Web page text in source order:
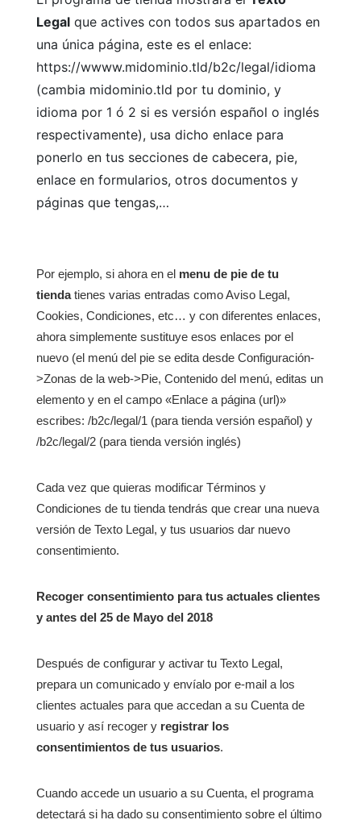
Legal que actives con todos sus apartados en
una única página, este es el enlace:
https://wwww.midominio.tld/b2c/legal/idioma
(cambia midominio.tld por tu dominio, y
idioma por 1 ó 2 si es versión español o inglés
respectivamente), usa dicho enlace para
ponerlo en tus secciones de cabecera, pie,
enlace en formularios, otros documentos y
páginas que tengas,…
Por ejemplo, si ahora en el menu de pie de tu
tienda tienes varias entradas como Aviso Legal,
Cookies, Condiciones, etc… y con diferentes enlaces,
ahora simplemente sustituye esos enlaces por el
nuevo (el menú del pie se edita desde Configuración-
>Zonas de la web->Pie, Contenido del menú, editas un
elemento y en el campo «Enlace a página (url)»
escribes: /b2c/legal/1 (para tienda versión español) y
/b2c/legal/2 (para tienda versión inglés)
Cada vez que quieras modificar Términos y
Condiciones de tu tienda tendrás que crear una nueva
versión de Texto Legal, y tus usuarios dar nuevo
consentimiento.
Recoger consentimiento para tus actuales clientes
y antes del 25 de Mayo del 2018
Después de configurar y activar tu Texto Legal,
prepara un comunicado y envíalo por e-mail a los
clientes actuales para que accedan a su Cuenta de
usuario y así recoger y registrar los
consentimientos de tus usuarios.
Cuando accede un usuario a su Cuenta, el programa
detectará si ha dado su consentimiento sobre el último